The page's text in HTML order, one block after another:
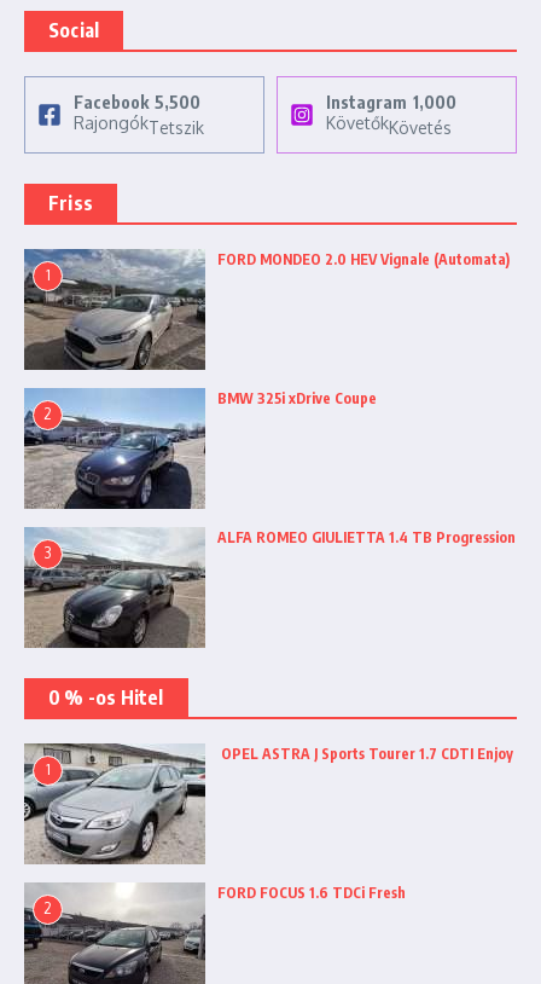
Social
Facebook 5,500
RajongókTetszik
Instagram 1,000
KövetőkKövetés
Friss
1
FORD MONDEO 2.0 HEV Vignale (Automata)
2
BMW 325i xDrive Coupe
3
ALFA ROMEO GIULIETTA 1.4 TB Progression
0 % -os Hitel
1
OPEL ASTRA J Sports Tourer 1.7 CDTI Enjoy
2
FORD FOCUS 1.6 TDCi Fresh